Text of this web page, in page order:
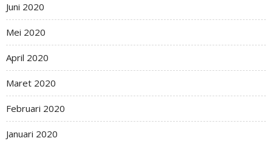
Juni 2020
Mei 2020
April 2020
Maret 2020
Februari 2020
Januari 2020